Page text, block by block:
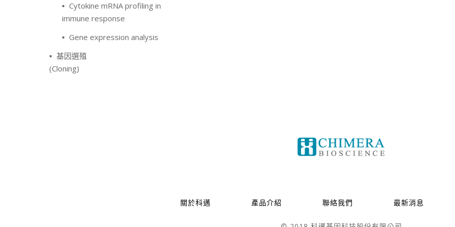
Cytokine mRNA profiling in
immune response
Gene expression analysis
基因選殖
(Cloning)
關於科邁 產品介紹 聯絡我們 最新消息